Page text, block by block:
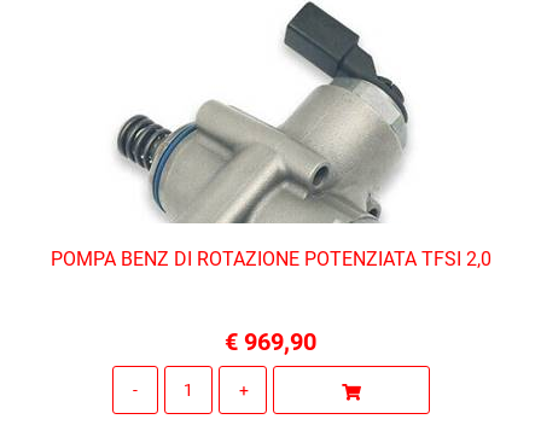
POMPA BENZ DI ROTAZIONE POTENZIATA TFSI 2,0
€ 969,90